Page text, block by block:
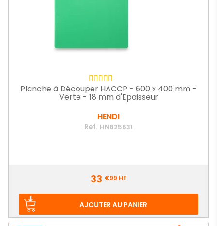
Planche à Découper HACCP - 600 x 400 mm -
Verte - 18 mm d'Epaisseur
HENDI
Ref. HN825631
33 €99 HT
AJOUTER AU PANIER